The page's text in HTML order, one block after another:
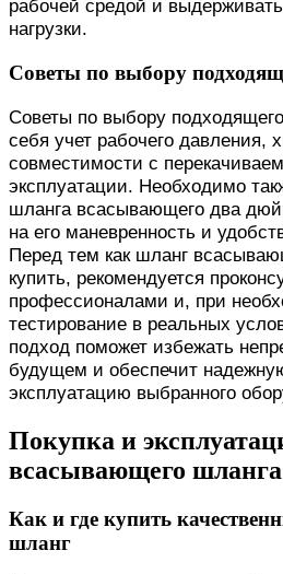
рабочей средой и
нагрузки.
Советы по выбору
Советы по выбору
себя учет рабочего давления,
совместимости с
эксплуатации. Необходимо
шланга всасывающего два
на его маневренность и
Перед тем как шланг
купить, рекомендуется
профессионалами и, при
тестирование в реальных
подход поможет избежать
будущем и обеспечит
эксплуатацию выбранного
Покупка и
всасывающего
Как и где купить
шланг